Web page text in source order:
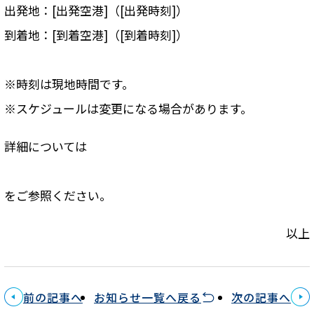
出発地：[出発空港]（[出発時刻]）
到着地：[到着空港]（[到着時刻]）
※時刻は現地時間です。
※スケジュールは変更になる場合があります。
詳細については
をご参照ください。
以上
前の記事へ お知らせ一覧へ戻る 次の記事へ